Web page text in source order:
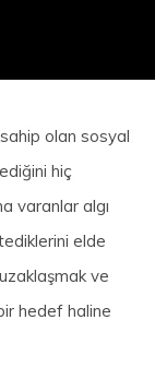
olan sosyal
hiç
varanlar algı
elde
ve
hedef haline